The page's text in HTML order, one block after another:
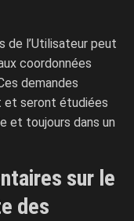
de l’Utilisateur peut
coordonnées
demandes
et seront étudiées
et toujours dans un
sur le
des